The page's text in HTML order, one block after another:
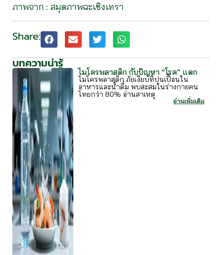
ภาพจาก : สมุดภาพฉะเชิงเทรา
Share:
บทความน่ารู้
ไมโครพลาสติก กับปัญหา “โรค” แตก
ไมโครพลาสติก ภัยเงียบที่ปนเปื้อนใน
อาหารและน้ำดื่ม พบสะสมในร่างกายคน
ไทยกว่า 80% อ่านสาเหตุ
อ่านเพิ่มเติม